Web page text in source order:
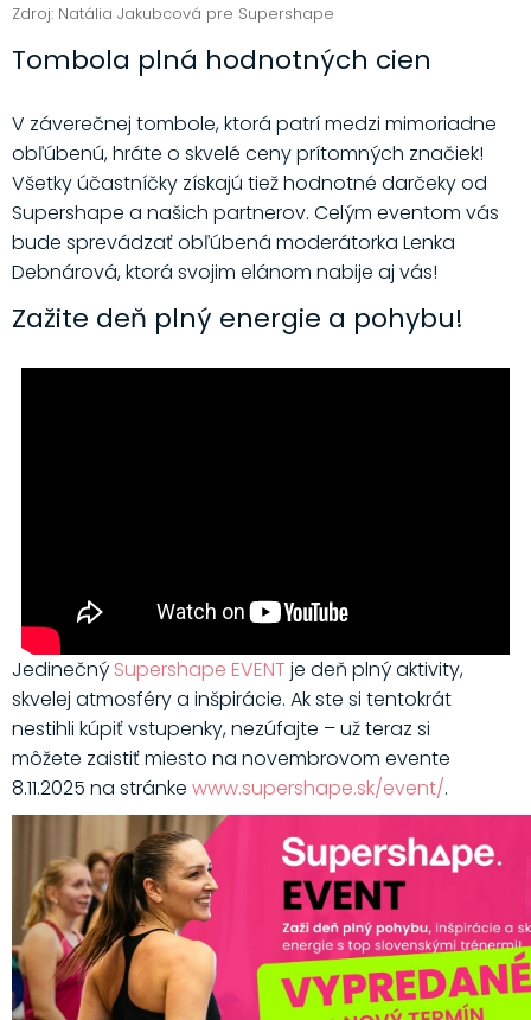
Zdroj: Natália Jakubcová pre Supershape
Tombola plná hodnotných cien
V záverečnej tombole, ktorá patrí medzi mimoriadne
obľúbenú, hráte o skvelé ceny prítomných značiek!
Všetky účastníčky získajú tiež hodnotné darčeky od
Supershape a našich partnerov. Celým eventom vás
bude sprevádzať obľúbená moderátorka Lenka
Debnárová, ktorá svojim elánom nabije aj vás!
Zažite deň plný energie a pohybu!
Jedinečný Supershape EVENT je deň plný aktivity,
skvelej atmosféry a inšpirácie. Ak ste si tentokrát
nestihli kúpiť vstupenky, nezúfajte – už teraz si
môžete zaistiť miesto na novembrovom evente
8.11.2025 na stránke www.supershape.sk/event/.